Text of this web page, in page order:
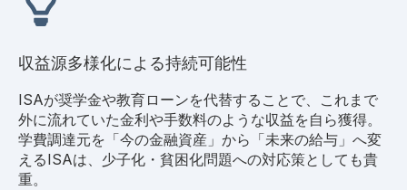
収益源多様化による持続可能性
ISAが奨学金や教育ローンを代替することで、これまで
外に流れていた金利や手数料のような収益を自ら獲得。
学費調達元を「今の金融資産」から「未来の給与」へ変
えるISAは、少子化・貧困化問題への対応策としても貴
重。